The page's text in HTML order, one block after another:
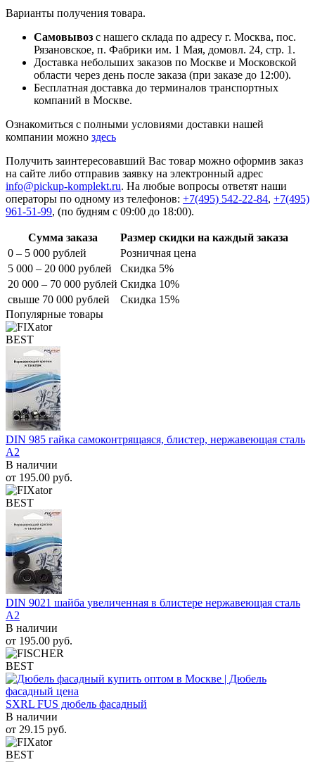
Варианты получения товара.
Самовывоз с нашего склада по адресу г. Москва, пос.
Рязановское, п. Фабрики им. 1 Мая, домовл. 24, стр. 1.
Доставка небольших заказов по Москве и Московской
области через день после заказа (при заказе до 12:00).
Бесплатная доставка до терминалов транспортных
компаний в Москве.
Ознакомиться с полными условиями доставки нашей
компании можно здесь
Получить заинтересовавший Вас товар можно оформив заказ
на сайте либо отправив заявку на электронный адрес
info@pickup-komplekt.ru. На любые вопросы ответят наши
операторы по одному из телефонов: +7(495) 542-22-84, +7(495)
961-51-99, (по будням с 09:00 до 18:00).
Сумма заказа
Размер скидки на каждый заказа
0 – 5 000 рублей
Розничная цена
5 000 – 20 000 рублей
Скидка 5%
20 000 – 70 000 рублей Скидка 10%
свыше 70 000 рублей
Скидка 15%
Популярные товары
BEST
DIN 985 гайка самоконтрящаяся, блистер, нержавеющая сталь
A2
В наличии
от 195.00 руб.
BEST
DIN 9021 шайба увеличенная в блистере нержавеющая сталь
A2
В наличии
от 195.00 руб.
BEST
SXRL FUS дюбель фасадный
В наличии
от 29.15 руб.
BEST